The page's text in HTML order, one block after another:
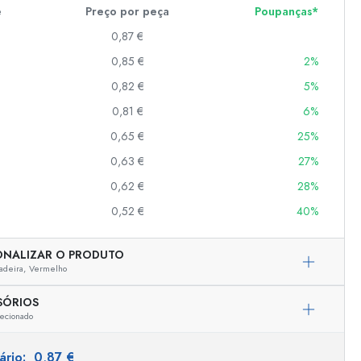
Preço por peça
Poupanças*
0,87 €
0,85 €
2%
0,82 €
5%
0,81 €
6%
0,65 €
25%
0,63 €
27%
0,62 €
28%
0,52 € 40%
O PRODUTO
Vermelho